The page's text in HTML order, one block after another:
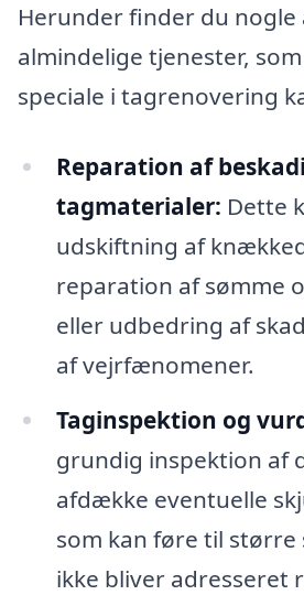
Herunder finder du nogle
almindelige tjenester,
speciale i tagrenovering
Reparation af
tagmaterialer: Dette
udskiftning af
reparation af sømme
eller udbedring af
af vejrfænomener.
Taginspektion og
grundig inspektion af
afdække eventuelle
som kan føre til større
ikke bliver adresseret